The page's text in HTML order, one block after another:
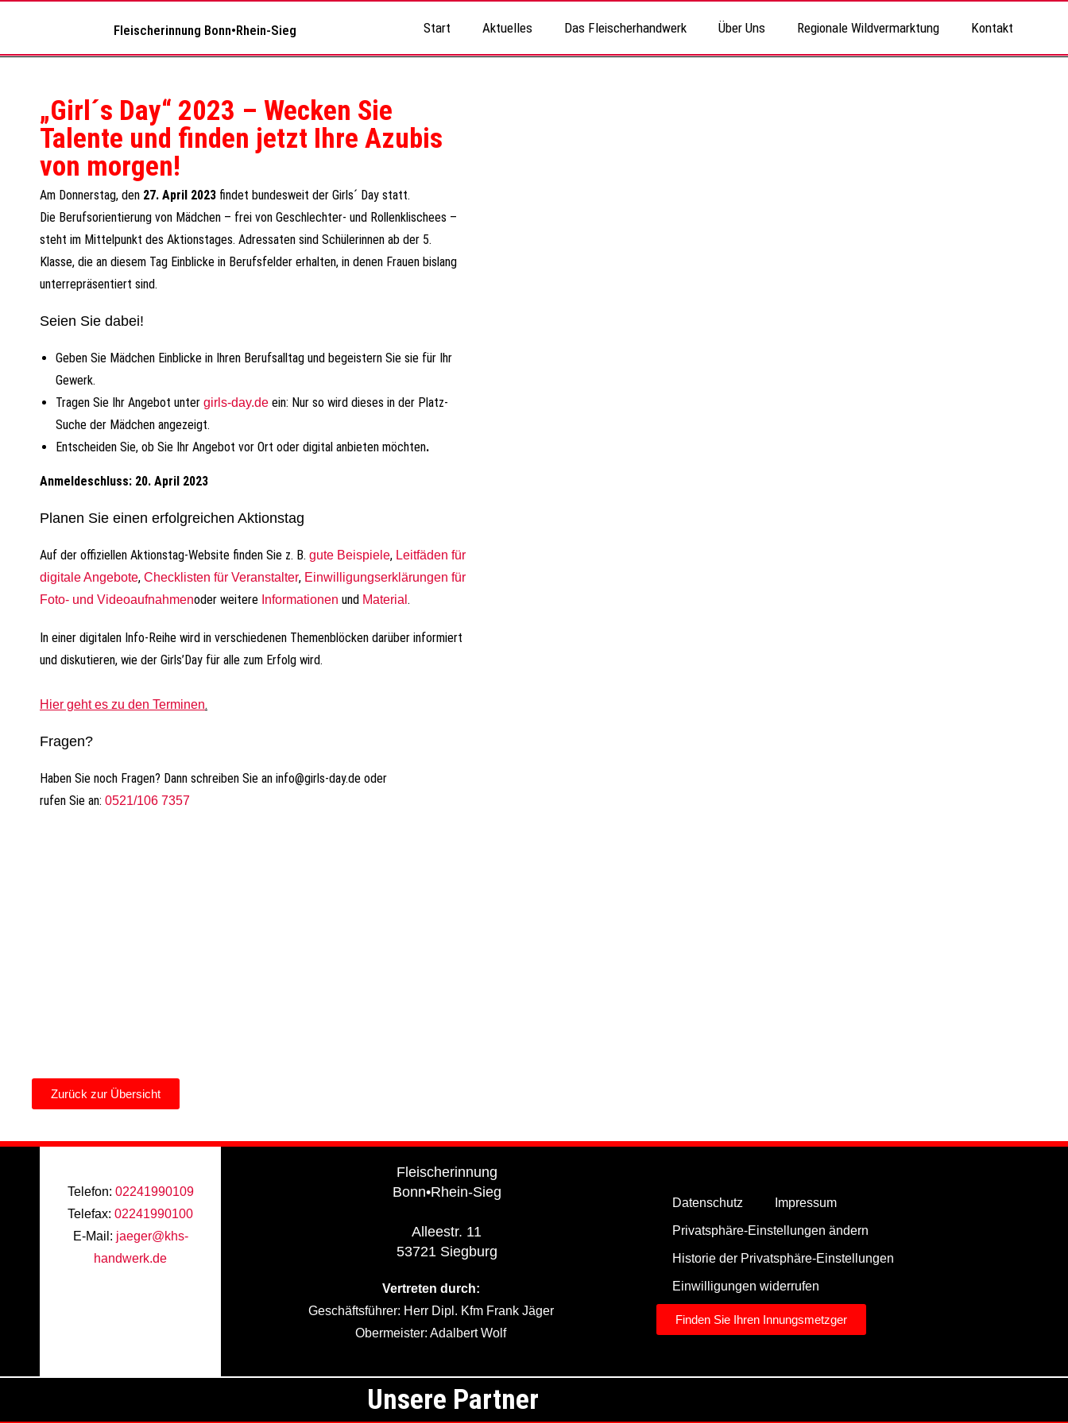
Fleischerinnung Bonn•Rhein-Sieg Start Aktuelles Das Fleischerhandwerk Über Uns Regionale Wildvermarktung Kontakt
„Girl´s Day“ 2023 – Wecken Sie
Talente und finden jetzt Ihre Azubis
von morgen!
Am Donnerstag, den 27. April 2023 findet bundesweit der Girls´ Day statt.
Die Berufsorientierung von Mädchen – frei von Geschlechter- und Rollenklischees –
steht im Mittelpunkt des Aktionstages. Adressaten sind Schülerinnen ab der 5.
Klasse, die an diesem Tag Einblicke in Berufsfelder erhalten, in denen Frauen bislang
unterrepräsentiert sind.
Seien Sie dabei!
Geben Sie Mädchen Einblicke in Ihren Berufsalltag und begeistern Sie sie für Ihr
Gewerk.
Tragen Sie Ihr Angebot unter girls-day.de ein: Nur so wird dieses in der Platz-
Suche der Mädchen angezeigt.
Entscheiden Sie, ob Sie Ihr Angebot vor Ort oder digital anbieten möchten.
Anmeldeschluss: 20. April 2023
Planen Sie einen erfolgreichen Aktionstag
Auf der offiziellen Aktionstag-Website finden Sie z. B. gute Beispiele, Leitfäden für
digitale Angebote, Checklisten für Veranstalter, Einwilligungserklärungen für
Foto- und Videoaufnahmenoder weitere Informationen und Material .
In einer digitalen Info-Reihe wird in verschiedenen Themenblöcken darüber informiert
und diskutieren, wie der Girls’Day für alle zum Erfolg wird.
Hier geht es zu den Terminen.
Fragen?
Haben Sie noch Fragen? Dann schreiben Sie an info@girls-day.de oder
rufen Sie an: 0521/106 7357
Zurück zur Übersicht
Telefon: 02241990109
Telefax: 02241990100
E-Mail: jaeger@khs-
handwerk.de
Fleischerinnung
Bonn•Rhein-Sieg
Alleestr. 11
53721 Siegburg
Vertreten durch:
Geschäftsführer: Herr Dipl. Kfm Frank Jäger
Obermeister: Adalbert Wolf
Datenschutz Impressum
Privatsphäre-Einstellungen ändern
Historie der Privatsphäre-Einstellungen
Einwilligungen widerrufen
Finden Sie Ihren Innungsmetzger
Unsere Partner